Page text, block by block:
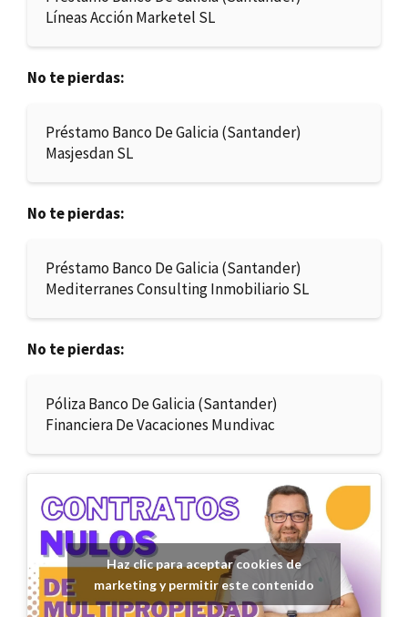
Líneas Acción Marketel SL
No te pierdas:
Préstamo Banco De Galicia (Santander)
Masjesdan SL
No te pierdas:
Préstamo Banco De Galicia (Santander)
Mediterranes Consulting Inmobiliario SL
No te pierdas:
Póliza Banco De Galicia (Santander)
Financiera De Vacaciones Mundivac
Haz clic para aceptar cookies de
marketing y permitir este contenido